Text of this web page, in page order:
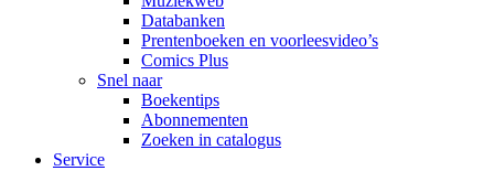
Databanken
Prentenboeken en voorleesvideo’s
Comics Plus
Snel naar
Boekentips
Abonnementen
Zoeken in catalogus
Service